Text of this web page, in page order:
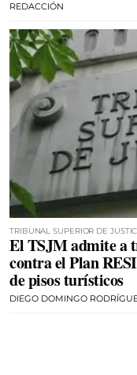
REDACCIÓN
TRIBUNAL SUPERIOR DE
El TSJM admite a
contra el Plan
de pisos turísticos
DIEGO DOMINGO